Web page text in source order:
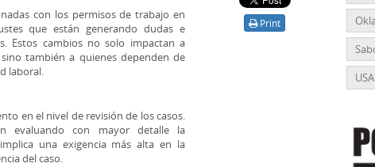
con los permisos de trabajo en
que están generando dudas e
Estos cambios no solo impactan a
también a quienes dependen de
laboral.
en el nivel de revisión de los casos.
evaluando con mayor detalle la
una exigencia más alta en la
del caso.
Print
USA